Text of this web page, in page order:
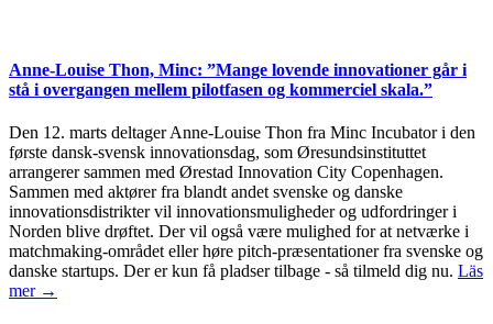
Anne-Louise Thon, Minc: ”Mange lovende innovationer går i
stå i overgangen mellem pilotfasen og kommerciel skala.”
Den 12. marts deltager Anne-Louise Thon fra Minc Incubator i den
første dansk-svensk innovationsdag, som Øresundsinstituttet
arrangerer sammen med Ørestad Innovation City Copenhagen.
Sammen med aktører fra blandt andet svenske og danske
innovationsdistrikter vil innovationsmuligheder og udfordringer i
Norden blive drøftet. Der vil også være mulighed for at netværke i
matchmaking-området eller høre pitch-præsentationer fra svenske og
danske startups. Der er kun få pladser tilbage - så tilmeld dig nu. Läs
mer →